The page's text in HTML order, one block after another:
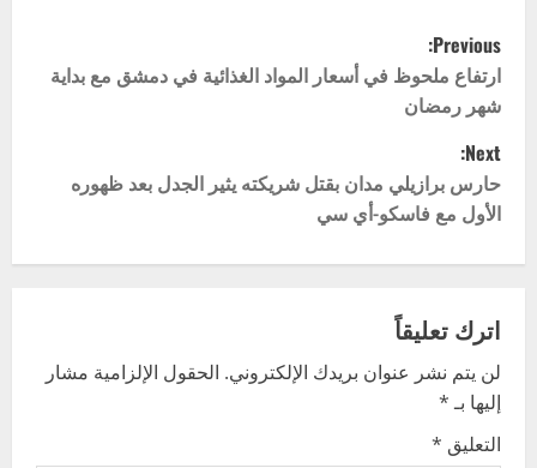
P
o
s
t
n
v
i
g
Previous:
ارتفاع ملحوظ في أسعار المواد الغذائية في دمشق مع بداية
شهر رمضان
Next:
حارس برازيلي مدان بقتل شريكته يثير الجدل بعد ظهوره
الأول مع فاسكو-أي سي
اترك تعليقاً
لن يتم نشر عنوان بريدك الإلكتروني. الحقول الإلزامية مشار
إليها بـ*
التعليق *